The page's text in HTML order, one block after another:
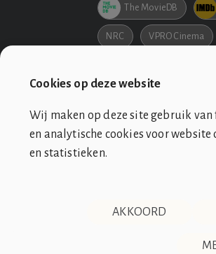
Cookies op deze website
Wij maken op deze site gebruik
en analytische cookies voor
en statistieken.
AKKOORD
The MovieDB
NRC VPRO Cinema
DISCLAIMER & PRIVACY
RSS
overeenkomsten tussen de club en de werkelijkheid